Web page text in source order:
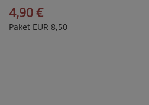
4,90 €
Paket EUR 8,50